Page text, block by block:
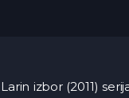
Larin izbor (2011)